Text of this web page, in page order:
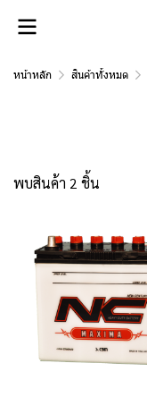
หน้าหลัก สินค้าทั้งหมด
พบสินค้า 2 ชิ้น